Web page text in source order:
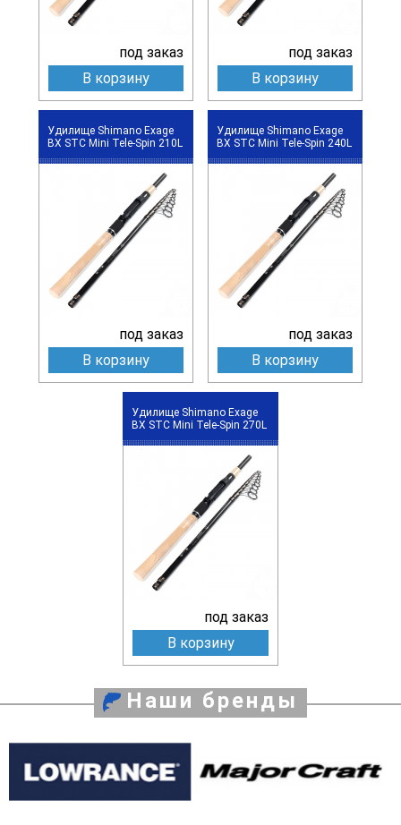
под заказ
В корзину
под заказ
В корзину
Удилище Shimano Exage
BX STC Mini Tele-Spin 210L
под заказ
В корзину
Удилище Shimano Exage
BX STC Mini Tele-Spin 240L
под заказ
В корзину
Удилище Shimano Exage
BX STC Mini Tele-Spin 270L
под заказ
В корзину
Наши бренды